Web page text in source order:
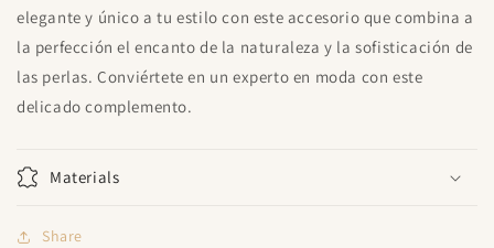
elegante y único a tu estilo con este accesorio que combina a
la perfección el encanto de la naturaleza y la sofisticación de
las perlas. Conviértete en un experto en moda con este
delicado complemento.
Materials
Share